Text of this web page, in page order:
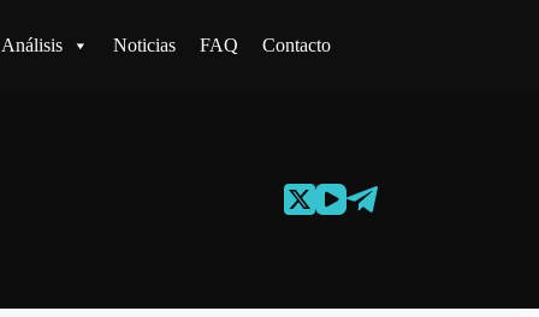
Análisis Noticias FAQ Contacto